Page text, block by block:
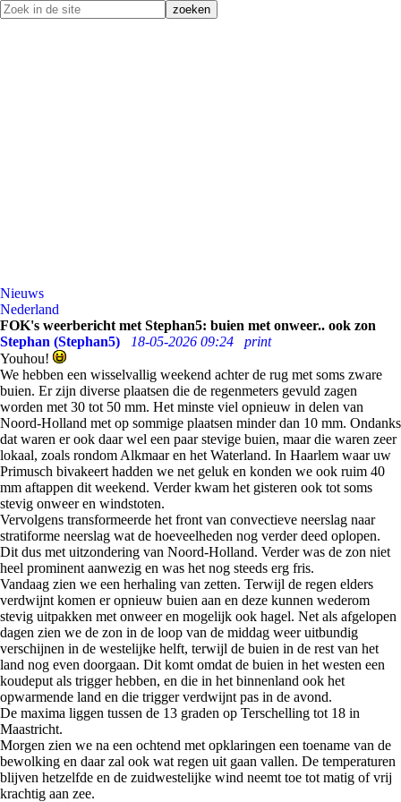
Nieuws
Nederland
FOK's weerbericht met Stephan5: buien met onweer.. ook zon
Stephan (Stephan5)
18-05-2026 09:24
print
Youhou!
We hebben een wisselvallig weekend achter de rug met soms zware
buien. Er zijn diverse plaatsen die de regenmeters gevuld zagen
worden met 30 tot 50 mm. Het minste viel opnieuw in delen van
Noord-Holland met op sommige plaatsen minder dan 10 mm. Ondanks
dat waren er ook daar wel een paar stevige buien, maar die waren zeer
lokaal, zoals rondom Alkmaar en het Waterland. In Haarlem waar uw
Primusch bivakeert hadden we net geluk en konden we ook ruim 40
mm aftappen dit weekend. Verder kwam het gisteren ook tot soms
stevig onweer en windstoten.
Vervolgens transformeerde het front van convectieve neerslag naar
stratiforme neerslag wat de hoeveelheden nog verder deed oplopen.
Dit dus met uitzondering van Noord-Holland. Verder was de zon niet
heel prominent aanwezig en was het nog steeds erg fris.
Vandaag zien we een herhaling van zetten. Terwijl de regen elders
verdwijnt komen er opnieuw buien aan en deze kunnen wederom
stevig uitpakken met onweer en mogelijk ook hagel. Net als afgelopen
dagen zien we de zon in de loop van de middag weer uitbundig
verschijnen in de westelijke helft, terwijl de buien in de rest van het
land nog even doorgaan. Dit komt omdat de buien in het westen een
koudeput als trigger hebben, en die in het binnenland ook het
opwarmende land en die trigger verdwijnt pas in de avond.
De maxima liggen tussen de 13 graden op Terschelling tot 18 in
Maastricht.
Morgen zien we na een ochtend met opklaringen een toename van de
bewolking en daar zal ook wat regen uit gaan vallen. De temperaturen
blijven hetzelfde en de zuidwestelijke wind neemt toe tot matig of vrij
krachtig aan zee.